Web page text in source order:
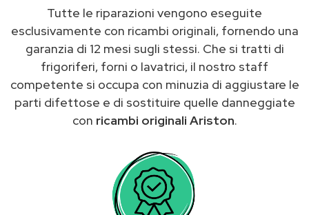
Tutte le riparazioni vengono eseguite
esclusivamente con ricambi originali, fornendo una
garanzia di 12 mesi sugli stessi. Che si tratti di
frigoriferi, forni o lavatrici, il nostro staff
competente si occupa con minuzia di aggiustare le
parti difettose e di sostituire quelle danneggiate
con ricambi originali Ariston.